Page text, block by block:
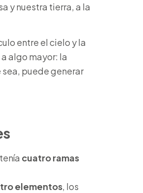
y nuestra tierra, a la
entre el cielo y la
algo mayor: la
puede generar
cuatro ramas
elementos, los